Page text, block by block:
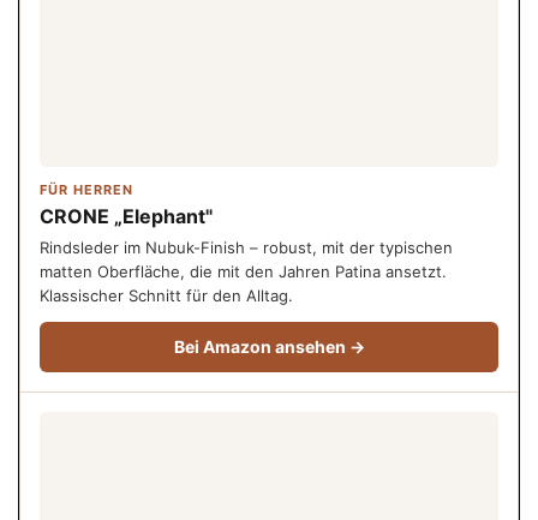
FÜR HERREN
CRONE „Elephant"
Rindsleder im Nubuk-Finish – robust, mit der typischen
matten Oberfläche, die mit den Jahren Patina ansetzt.
Klassischer Schnitt für den Alltag.
Bei Amazon ansehen →